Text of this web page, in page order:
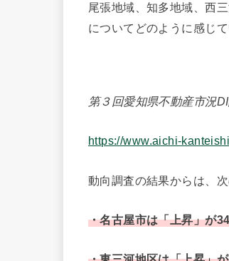
尾張地域、知多地域、西
についてどのように感じ
第３回愛知県不動産市況
https://www.aichi-
動向調査の結果からは、
・名古屋市は「上昇」が